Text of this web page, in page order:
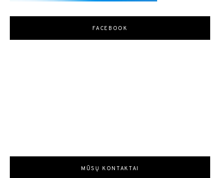
FACEBOOK
MŪSŲ KONTAKTAI